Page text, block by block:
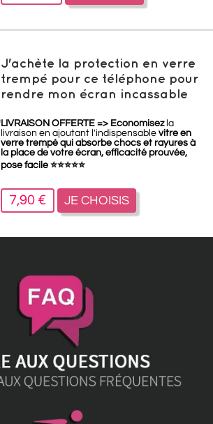
J'achète la protection en verre
trempé pour ce téléphone pour
rendre mon écran incassable
LIVRAISON OFFERTE => Economisezla
livraison en ajoutant l'indispensable vitre en
verre trempé qui absorbe chocs et rayures à
la place de votre écran, efficacité prouvée,
pose facile ⭐⭐⭐⭐⭐
7,90 € JE CHOISIS